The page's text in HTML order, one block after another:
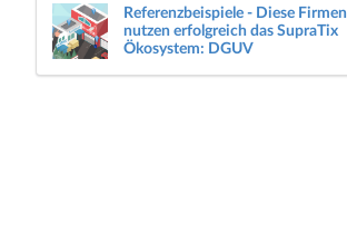
Referenzbeispiele - Diese Firmen
nutzen erfolgreich das SupraTix
Ökosystem: DGUV